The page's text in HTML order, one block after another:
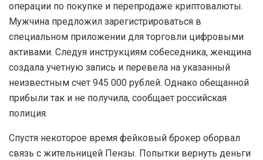
операции по покупке и перепродаже криптовалюты.
Мужчина предложил зарегистрироваться в
специальном приложении для торговли цифровыми
активами. Следуя инструкциям собеседника, женщина
создала учетную запись и перевела на указанный
неизвестным счет 945 000 рублей. Однако обещанной
прибыли так и не получила, сообщает российская
полиция.
Спустя некоторое время фейковый брокер оборвал
связь с жительницей Пензы. Попытки вернуть деньги